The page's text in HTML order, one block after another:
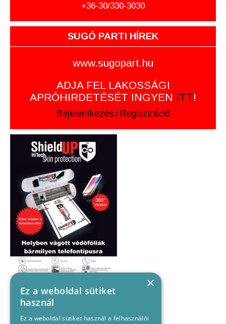
+36-30/330-3030
SUGÓ PARTI HÍREK
www.sugopart.hu
ADJA FEL LAKOSSÁGI
APRÓHIRDETÉSÉT INGYEN ITT!
Bejelentkezés / Regisztráció
×
Ez a weboldal sütiket
használ
Ez a weboldal sütiket használ a felhasználói